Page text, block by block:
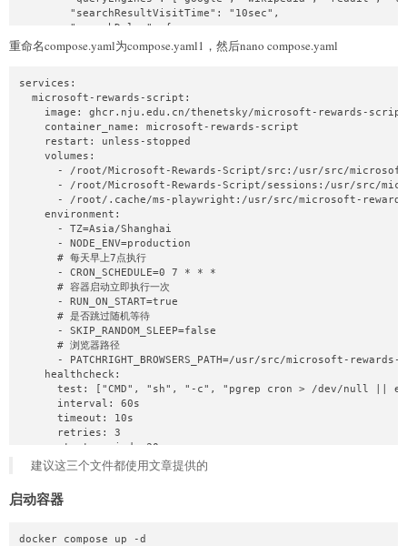
        "searchResultVisitTime": "10sec",
        "searchDelay": {
            "min": "30sec",
        "readDelay": {
            "min": "30sec",
            "max": "1min"
        }
    },
    "debugLogs": false,
    "consoleLogFilter": {
        "enabled": false,
        "mode": "whitelist",
        "levels": ["error", "warn"],
        "keywords": ["starting account"],
        "regexPatterns": []
    "proxy": {
        "queryEngine": true
    "webhook": {
        "discord": {
            "enabled": false,
            "url": ""
        },
        "ntfy": {
            "enabled": false,
            "url": "",
            "topic": "",
            "title": "Microsoft-Rewards-Script",
            "priority": 3
        },
            "enabled": false,
重命名compose.yaml为compose.yaml1，然后nano compose.yaml
services:
  microsoft-rewards-script:
image: ghcr.nju.edu.cn/thenetsky/microsoft-rewards-
    container_name: microsoft-rewards-script
    restart: unless-stopped
    volumes:
- /root/Microsoft-Rewards-Script/src:/usr/src/
- /root/Microsoft-Rewards-Script/sessions:/usr/src/
- /root/.cache/ms-playwright:/usr/src/microsoft-
    environment:
      - TZ=Asia/Shanghai
      - NODE_ENV=production
      # 每天早上7点执行
      - CRON_SCHEDULE=0 7 * * *
      # 容器启动立即执行一次
      - RUN_ON_START=true
      # 是否跳过随机等待
      - SKIP_RANDOM_SLEEP=false
      # 浏览器路径
- PATCHRIGHT_BROWSERS_PATH=/usr/src/microsoft-
    healthcheck:
test: ["CMD", "sh", "-c", "pgrep cron > /dev/null ||
      interval: 60s
      timeout: 10s
      retries: 3
      start_period: 30s
    security_opt:
建议这三个文件都使用文章提供的
启动容器
docker compose up -d